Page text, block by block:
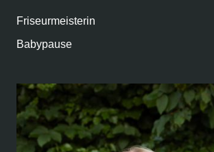
Friseurmeisterin
Babypause